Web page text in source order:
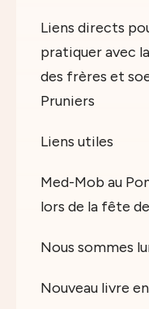
Liens directs
pratiquer avec
des frères et
Pruniers
Liens utiles
Med-Mob au
lors de la fête
Nous sommes
Nouveau livre